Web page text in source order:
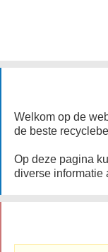
Welkom op de
de beste
Op deze pagina
diverse informatie